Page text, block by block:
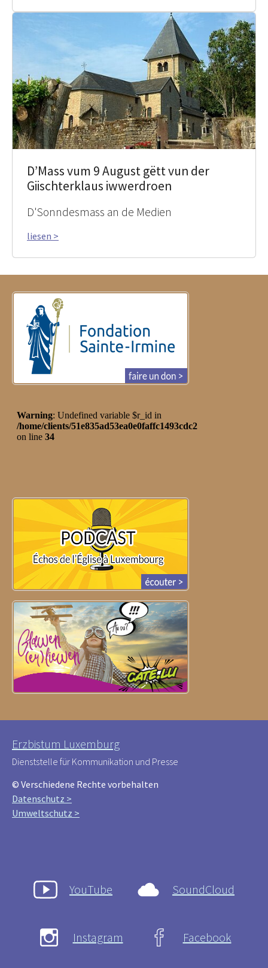
D’Mass vum 9 August gëtt vun der
Giischterklaus iwwerdroen
D'Sonndesmass an de Medien
liesen >
Erzbistum Luxemburg
Dienststelle für Kommunikation und Presse
© Verschiedene Rechte vorbehalten
Datenschutz >
Umweltschutz >
YouTube SoundCloud
Instagram Facebook